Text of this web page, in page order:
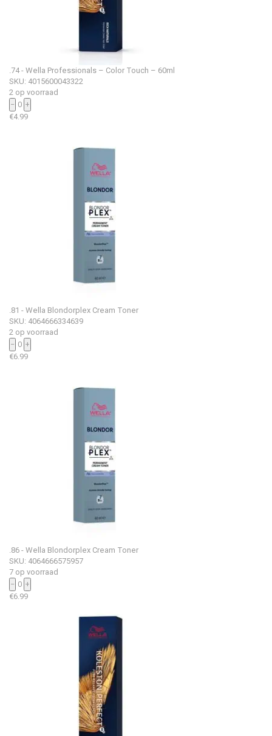
.74 - Wella Professionals – Color Touch – 60ml
SKU: 4015600043322
2 op voorraad
− 0 +
€4.99
.81 - Wella Blondorplex Cream Toner
SKU: 4064666334639
2 op voorraad
− 0 +
€6.99
.86 - Wella Blondorplex Cream Toner
SKU: 4064666575957
7 op voorraad
− 0 +
€6.99